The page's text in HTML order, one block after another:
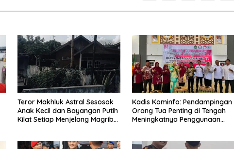
Teror Makhluk Astral Sesosok
Anak Kecil dan Bayangan Putih
Kilat Setiap Menjelang Magrib
Kadis Kominfo: Pendampingan
Orang Tua Penting di Tengah
Meningkatnya Penggunaan